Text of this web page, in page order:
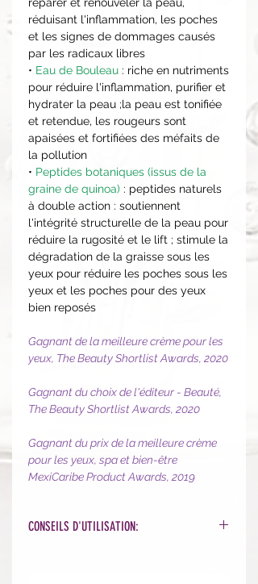
réduisant l'inflammation, les poches
et les signes de dommages causés
par les radicaux libres
• Eau de Bouleau : riche en nutriments
pour réduire l'inflammation, purifier et
hydrater la peau ;la peau est tonifiée
et retendue, les rougeurs sont
apaisées et fortifiées des méfaits de
la pollution
• Peptides botaniques (issus de la
graine de quinoa) : peptides naturels
à double action : soutiennent
l'intégrité structurelle de la peau pour
réduire la rugosité et le lift ; stimule la
dégradation de la graisse sous les
yeux pour réduire les poches sous les
yeux et les poches pour des yeux
bien reposés
Gagnant de la meilleure crème pour les
yeux, The Beauty Shortlist Awards, 2020
Gagnant du choix de l'éditeur - Beauté,
The Beauty Shortlist Awards, 2020
Gagnant du prix de la meilleure crème
pour les yeux, spa et bien-être
MexiCaribe Product Awards, 2019
CONSEILS D'UTILISATION: